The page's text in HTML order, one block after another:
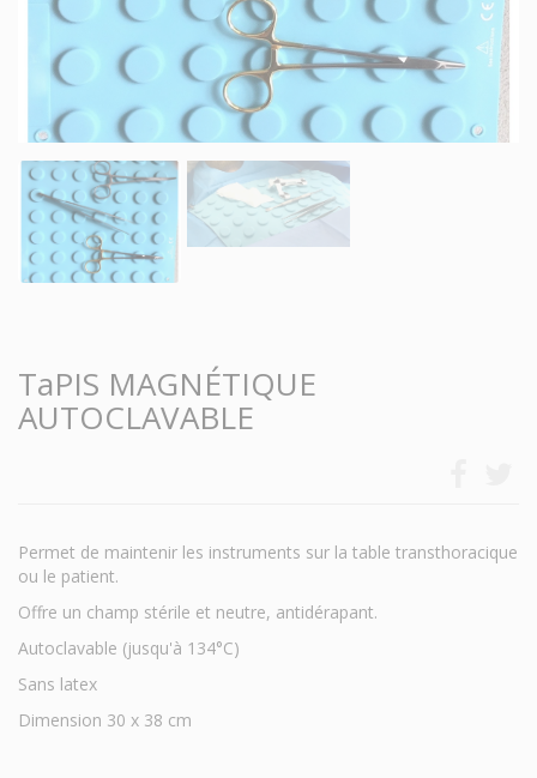
TaPIS MAGNÉTIQUE
AUTOCLAVABLE
Permet de maintenir les instruments sur la table transthoracique
ou le patient.
Offre un champ stérile et neutre, antidérapant.
Autoclavable (jusqu'à 134°C)
Sans latex
Dimension 30 x 38 cm